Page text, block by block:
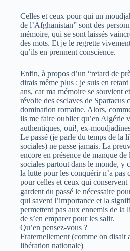
Celles et ceux pour qui un
de l’Afghanistan” sont des
mémoire, qui se sont laissés
des mots. Et je le regrette
qu’ils en prennent conscience.
Enfin, à propos d’un “retard de
dirais même plus : je suis en
ans, car ma mémoire se souvient
révolte des esclaves de Spartacus
domination romaine. Alors,
ils me faire oublier qu’en Algérie
authentiques, oui!, ex-
Le passé (je parle du temps de la
sociales) ne passe jamais. La
encore en présence de manque
sociales partout dans le monde, y
la lutte pour les conquérir n’a pas
pour celles et ceux qui
gardent du passé le nécessaire
qui savent l’importance et la
permettent pas aux ennemis de la
de s’en emparer pour les salir.
Qu’en pensez-vous ?
Fraternellement (comme on disait
libération nationale)